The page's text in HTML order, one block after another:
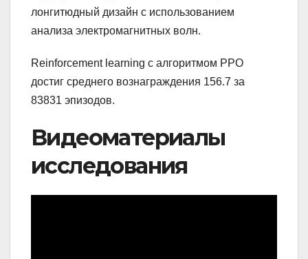
лонгитюдный дизайн с использованием
анализа электромагнитных волн.
Reinforcement learning с алгоритмом PPO
достиг среднего вознаграждения 156.7 за
83831 эпизодов.
Видеоматериалы
исследования